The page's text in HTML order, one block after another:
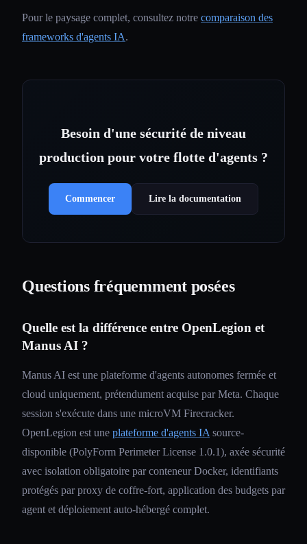
Pour le paysage complet, consultez notre comparaison des
frameworks d'agents IA.
Besoin d'une sécurité de niveau
production pour votre flotte d'agents ?
Commencer Lire la documentation
Questions fréquemment posées
Quelle est la différence entre OpenLegion et
Manus AI ?
Manus AI est une plateforme d'agents autonomes fermée et
cloud uniquement, prétendument acquise par Meta. Chaque
session s'exécute dans une microVM Firecracker.
OpenLegion est une plateforme d'agents IA source-
disponible (PolyForm Perimeter License 1.0.1), axée sécurité
avec isolation obligatoire par conteneur Docker, identifiants
protégés par proxy de coffre-fort, application des budgets par
agent et déploiement auto-hébergé complet.